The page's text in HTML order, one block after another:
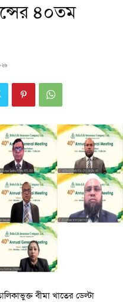
৪০তম
বীমা খাতের ডেল্টা